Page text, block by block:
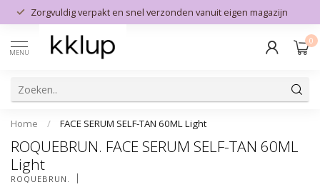
Zorgvuldig verpakt en snel verzonden vanuit eigen magazijn
MENU
0
Home / FACE SERUM SELF-TAN 60ML Light
ROQUEBRUN. FACE SERUM SELF-TAN 60ML
Light
ROQUEBRUN.